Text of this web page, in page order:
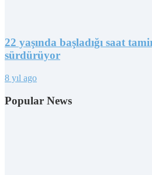
22 yaşında başladığı saat
sürdürüyor
8 yıl ago
Popular News